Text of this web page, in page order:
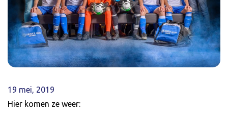
19 mei, 2019
Hier komen ze weer: